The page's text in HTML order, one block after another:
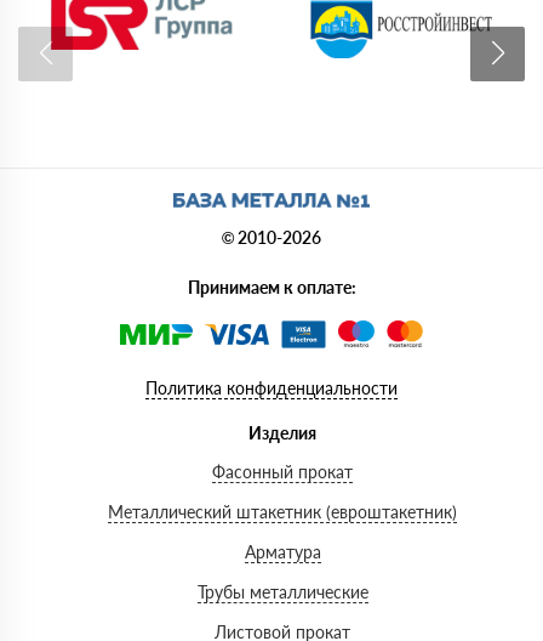
© 2010-2026
Принимаем к оплате:
Политика конфиденциальности
Изделия
Фасонный прокат
Металлический штакетник (евроштакетник)
Арматура
Трубы металлические
Листовой прокат